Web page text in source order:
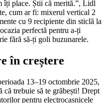
îți place. Știi că merită.”, Lidl
cum ar fi: mixerul vertical 2
cu 9 recipiente din sticlă la
perfectă pentru a-ți
fără să-ți goli buzunarele.
în creștere
13–19 octombrie 2025,
că trebuie să te grăbești! Drept
pentru electrocasnicele